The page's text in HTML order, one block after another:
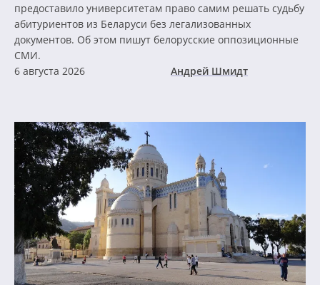
предоставило университетам право самим решать судьбу
абитуриентов из Беларуси без легализованных
документов. Об этом пишут белорусские оппозиционные
СМИ.
6 августа 2026
Андрей Шмидт